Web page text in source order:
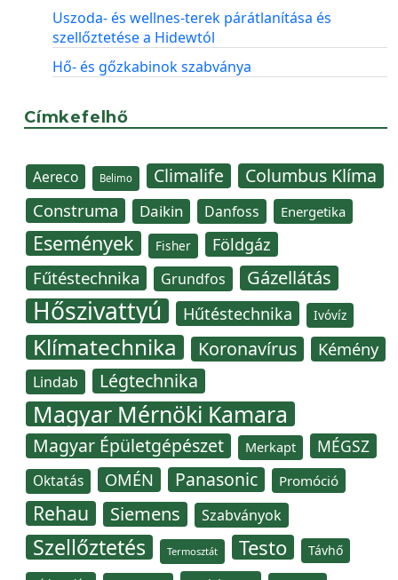
Uszoda- és wellnes-terek párátlanítása és
szellőztetése a Hidewtól
Hő- és gőzkabinok szabványa
Címkefelhő
Aereco Belimo Climalife Columbus Klíma
Construma Daikin Danfoss Energetika
Események Fisher Földgáz
Fűtéstechnika Grundfos Gázellátás
Hőszivattyú Hűtéstechnika Ivóvíz
Klímatechnika Koronavírus Kémény
Lindab Légtechnika
Magyar Mérnöki Kamara
Magyar Épületgépészet Merkapt MÉGSZ
Oktatás OMÉN Panasonic Promóció
Rehau Siemens Szabványok
Szellőztetés Termosztát Testo Távhő